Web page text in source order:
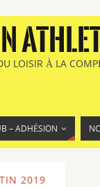
LOISIR À LA
– ADHÉSION
2019